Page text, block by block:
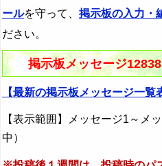
ールを守って、 掲示板の入力・
ださい。
掲示板メッセージ
【最新の掲示板メッセージ一覧
【表示範囲】メッセージ1～メ
中）